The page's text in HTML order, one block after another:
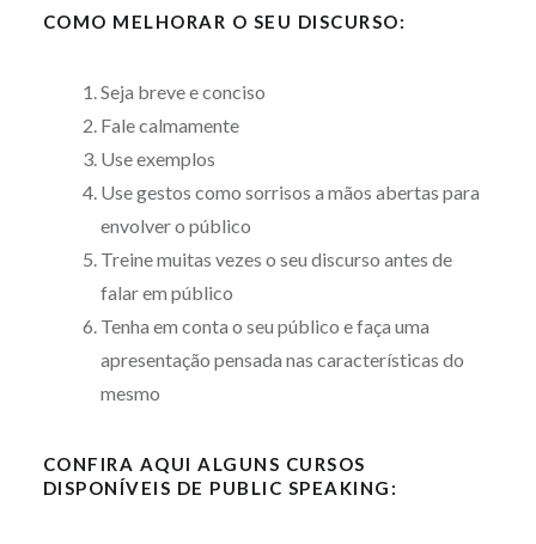
COMO MELHORAR O SEU DISCURSO:
Seja breve e conciso
Fale calmamente
Use exemplos
Use gestos como sorrisos a mãos abertas para
envolver o público
Treine muitas vezes o seu discurso antes de
falar em público
Tenha em conta o seu público e faça uma
apresentação pensada nas características do
mesmo
CONFIRA AQUI ALGUNS CURSOS
DISPONÍVEIS DE PUBLIC SPEAKING: